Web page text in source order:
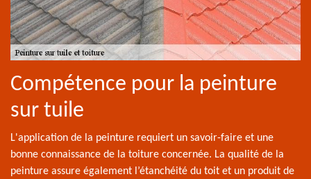
Compétence pour la peinture
sur tuile
L'application de la peinture requiert un savoir-faire et une
bonne connaissance de la toiture concernée. La qualité de la
peinture assure également l’étanchéité du toit et un produit de